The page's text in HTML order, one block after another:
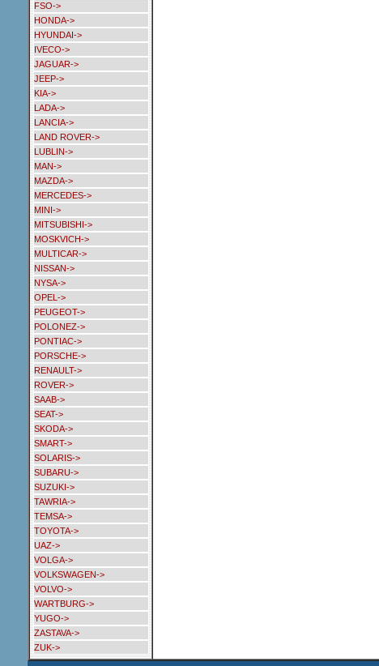
FSO->
HONDA->
HYUNDAI->
IVECO->
JAGUAR->
JEEP->
KIA->
LADA->
LANCIA->
LAND ROVER->
LUBLIN->
MAN->
MAZDA->
MERCEDES->
MINI->
MITSUBISHI->
MOSKVICH->
MULTICAR->
NISSAN->
NYSA->
OPEL->
PEUGEOT->
POLONEZ->
PONTIAC->
PORSCHE->
RENAULT->
ROVER->
SAAB->
SEAT->
SKODA->
SMART->
SOLARIS->
SUBARU->
SUZUKI->
TAWRIA->
TEMSA->
TOYOTA->
UAZ->
VOLGA->
VOLKSWAGEN->
VOLVO->
WARTBURG->
YUGO->
ZASTAVA->
ZUK->